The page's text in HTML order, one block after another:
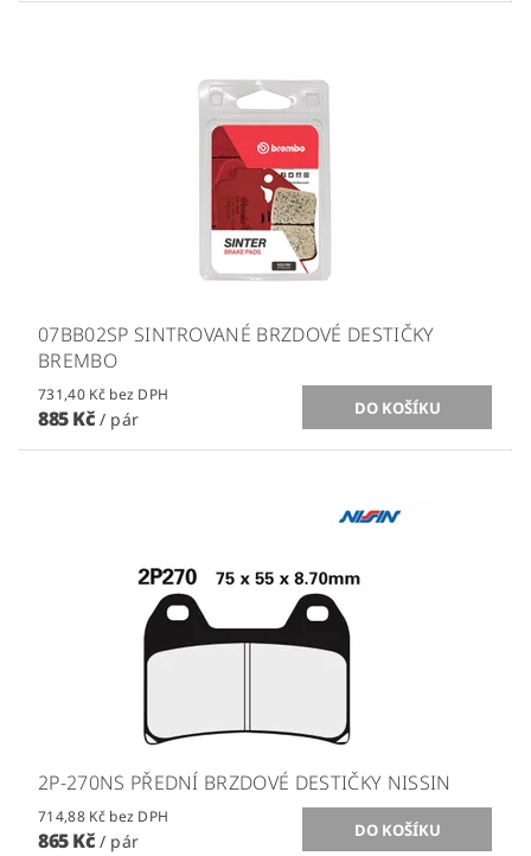
07BB02SP SINTROVANÉ BRZDOVÉ DESTIČKY
BREMBO
731,40 Kč bez DPH
885 Kč / pár
2P-270NS PŘEDNÍ BRZDOVÉ DESTIČKY NISSIN
714,88 Kč bez DPH
865 Kč / pár